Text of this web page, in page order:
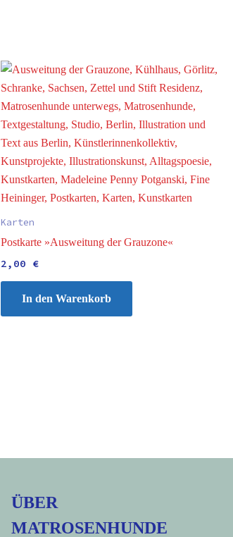
Karten
Postkarte »Ausweitung der Grauzone«
2,00 €
In den Warenkorb
ÜBER
MATROSENHUNDE